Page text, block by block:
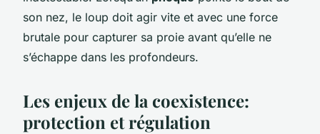
son nez, le loup doit agir vite et avec une force
brutale pour capturer sa proie avant qu’elle ne
s’échappe dans les profondeurs.
Les enjeux de la coexistence:
protection et régulation